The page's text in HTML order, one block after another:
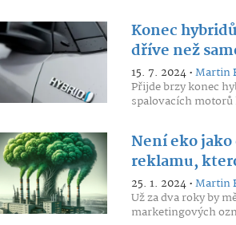
Konec
dříve než
15. 7. 2024 •Martin
Přijde brzy konec
spalovacích
Není eko jako
reklamu,
25. 1. 2024 •Martin
Už za dva roky by
marketingových